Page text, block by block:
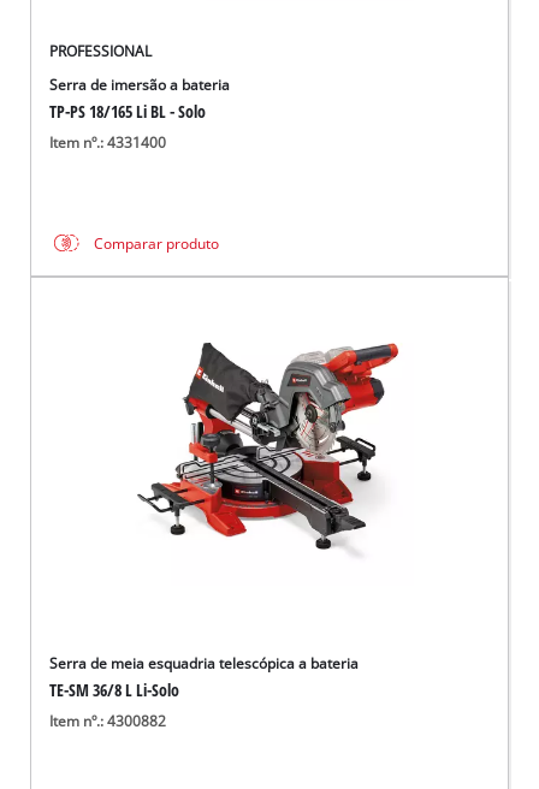
PROFESSIONAL
Serra de imersão a bateria
TP-PS 18/165 Li BL - Solo
Item nº.: 4331400
Comparar produto
Serra de meia esquadria telescópica a bateria
TE-SM 36/8 L Li-Solo
Item nº.: 4300882